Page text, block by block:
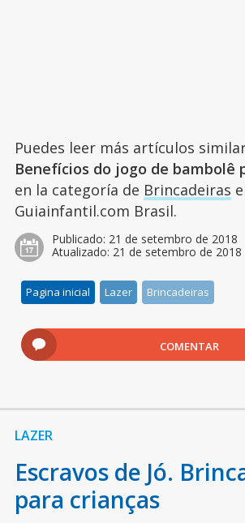
Puedes leer más artículos
Benefícios do jogo de bambolê
en la categoría de Brincadeiras
Guiainfantil.com Brasil.
Publicado: 21 de setembro de 2018
Atualizado: 21 de setembro de 2018
Pagina inicial Lazer Brincadeiras
COMENTAR
LAZER
Escravos de Jó.
para crianças